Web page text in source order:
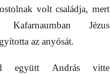
volt családja, mert
Kafarnaumban Jézus
az anyósát.
együtt András vitte